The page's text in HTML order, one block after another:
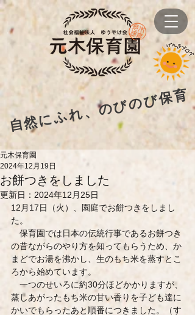
自然にふれ、のびのび保育
お餅つきをしました
元木保育園
2024年12月19日
更新日： 2024年12月25日
12月17日（火）、園庭でお餅つきをしまし
た。
保育園では日本の伝統行事であるお餅つき
の昔ながらのやり方を知ってもらうため、か
まどでお湯を沸かし、生のもち米を蒸すとこ
ろから始めています。
一つのせいろに約30分ほどかかりますが、
蒸しあがったもち米の甘い香りを子ども達に
かいでもらったあと順番につきました。（す